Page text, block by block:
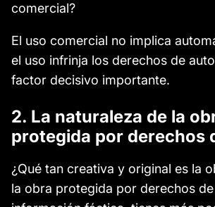
comercial?
El uso comercial no implica
el uso infrinja los derechos de
factor decisivo importante.
2. La naturaleza de la
protegida por derechos
¿Qué tan creativa y original es la
la obra protegida por derechos